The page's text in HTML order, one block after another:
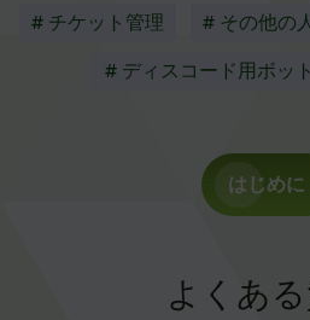
# チケット管理 # その他の
# ディスコード用ボット
はじめに
よくあ